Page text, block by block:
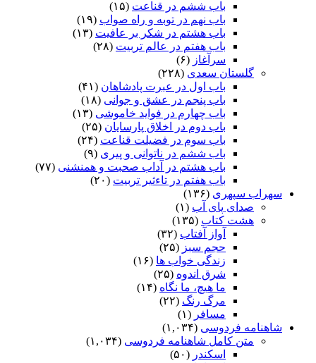
باب ششم در قناعت (۱۵)
باب نهم در توبه و راه صواب (۱۹)
باب هشتم در شکر بر عافیت (۱۳)
باب هفتم در عالم تربیت (۲۸)
سرآغاز (۶)
گلستان سعدی (۲۲۸)
باب اول در عبرت پادشاهان (۴۱)
باب پنجم در عشق و جوانى (۱۸)
باب چهارم در فواید خاموشى (۱۳)
باب دوم در اخلاق پارسایان (۲۵)
باب سوم در فضیلت قناعت (۲۴)
باب ششم در ناتوانى و پیرى (۹)
باب هشتم در آداب صحبت و همنشنى (۷۷)
باب هفتم در تاءثیر تربیت (۲۰)
سهراب سپهری (۱۳۶)
صدای پای آب (۱)
هشت کتاب (۱۳۵)
آواز آفتاب (۳۲)
حجم سبز (۲۵)
زندگی خواب ها (۱۶)
شرق اندوه (۲۵)
ما هیچ، ما نگاه (۱۴)
مرگ رنگ (۲۲)
مسافر (۱)
شاهنامه فردوسی (۱,۰۳۴)
متن کامل شاهنامه فردوسی (۱,۰۳۴)
اسکندر (۵۰)